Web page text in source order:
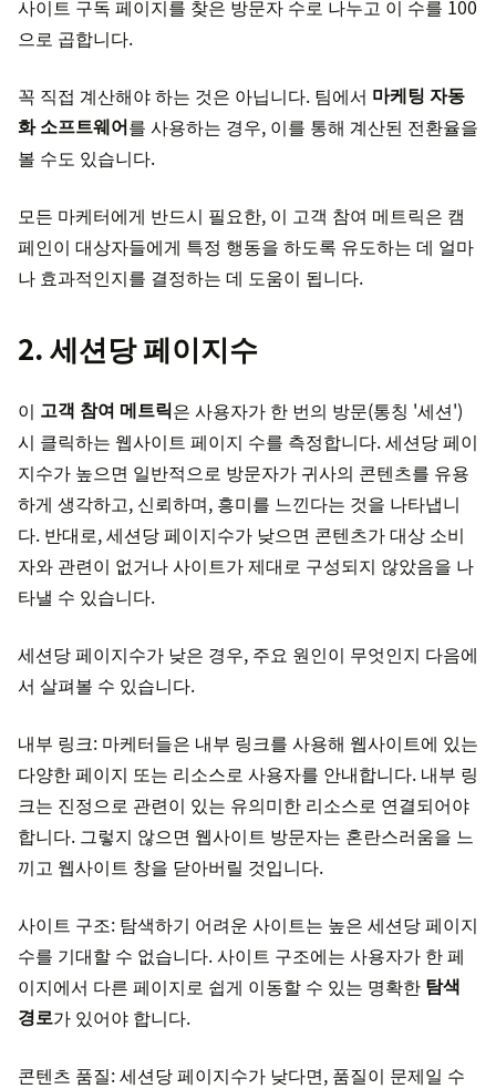
사이트 구독 페이지를 찾은 방문자 수로 나누고 이 수를 100
으로 곱합니다.
꼭 직접 계산해야 하는 것은 아닙니다. 팀에서 마케팅 자동
화 소프트웨어를 사용하는 경우, 이를 통해 계산된 전환율을
볼 수도 있습니다.
모든 마케터에게 반드시 필요한, 이 고객 참여 메트릭은 캠
페인이 대상자들에게 특정 행동을 하도록 유도하는 데 얼마
나 효과적인지를 결정하는 데 도움이 됩니다.
2. 세션당 페이지수
이 고객 참여 메트릭은 사용자가 한 번의 방문(통칭 '세션')
시 클릭하는 웹사이트 페이지 수를 측정합니다. 세션당 페이
지수가 높으면 일반적으로 방문자가 귀사의 콘텐츠를 유용
하게 생각하고, 신뢰하며, 흥미를 느낀다는 것을 나타냅니
다. 반대로, 세션당 페이지수가 낮으면 콘텐츠가 대상 소비
자와 관련이 없거나 사이트가 제대로 구성되지 않았음을 나
타낼 수 있습니다.
세션당 페이지수가 낮은 경우, 주요 원인이 무엇인지 다음에
서 살펴볼 수 있습니다.
내부 링크: 마케터들은 내부 링크를 사용해 웹사이트에 있는
다양한 페이지 또는 리소스로 사용자를 안내합니다. 내부 링
크는 진정으로 관련이 있는 유의미한 리소스로 연결되어야
합니다. 그렇지 않으면 웹사이트 방문자는 혼란스러움을 느
끼고 웹사이트 창을 닫아버릴 것입니다.
사이트 구조: 탐색하기 어려운 사이트는 높은 세션당 페이지
수를 기대할 수 없습니다. 사이트 구조에는 사용자가 한 페
이지에서 다른 페이지로 쉽게 이동할 수 있는 명확한 탐색
경로가 있어야 합니다.
콘텐츠 품질: 세션당 페이지수가 낮다면, 품질이 문제일 수